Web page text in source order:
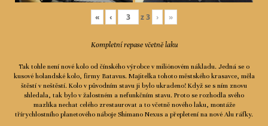
« ‹ z3 › »
Kompletní repase včetně laku
Tak tohle není nové kolo od čínského výrobce v miliónovém nákladu. Jedná se o
kusové holandské kolo, firmy Batavus. Majitelka tohoto městského krasavce, měla
štěstí v neštěstí. Kolo v původním stavu ji bylo ukradeno! Když se s ním znovu
shledala, tak bylo v žalostném a nefunkčním stavu. Proto se rozhodla svého
mazlíka nechat celého zrestaurovat a to včetně nového laku, montáže
třírychlostního planetového náboje Shimano Nexus a přepletení na nové Alu ráfky.